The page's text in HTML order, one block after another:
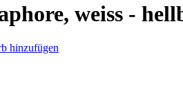
weiss -
hinzufügen